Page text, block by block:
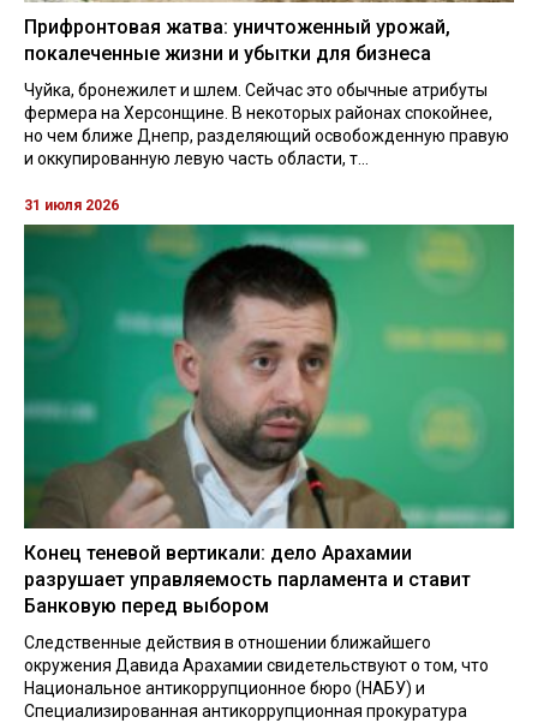
Прифронтовая жатва: уничтоженный урожай,
покалеченные жизни и убытки для бизнеса
Чуйка, бронежилет и шлем. Сейчас это обычные атрибуты
фермера на Херсонщине. В некоторых районах спокойнее,
но чем ближе Днепр, разделяющий освобожденную правую
и оккупированную левую часть области, т...
31 июля 2026
Конец теневой вертикали: дело Арахамии
разрушает управляемость парламента и ставит
Банковую перед выбором
Следственные действия в отношении ближайшего
окружения Давида Арахамии свидетельствуют о том, что
Национальное антикоррупционное бюро (НАБУ) и
Специализированная антикоррупционная прокуратура